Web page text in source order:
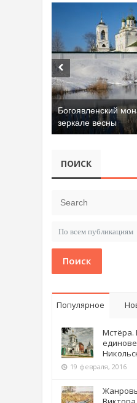
Богоявленский
зеркале весны
ПОИСК
Поиск
Популярное
19 февраля, 2016